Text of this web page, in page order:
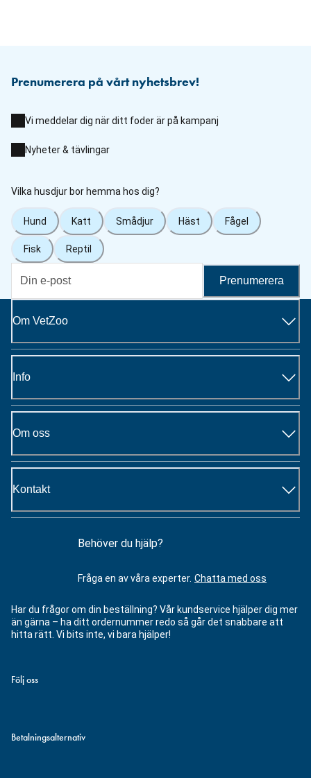
Prenumerera på vårt nyhetsbrev!
Vi meddelar dig när ditt foder är på kampanj
Nyheter & tävlingar
Vilka husdjur bor hemma hos dig?
Hund Katt Smådjur Häst Fågel
Fisk Reptil
Prenumerera
Om VetZoo
Info
Om oss
Kontakt
Behöver du hjälp?
Fråga en av våra experter. Chatta med oss
Har du frågor om din beställning? Vår kundservice hjälper dig mer
än gärna – ha ditt ordernummer redo så går det snabbare att
hitta rätt. Vi bits inte, vi bara hjälper!
Följ oss
Betalningsalternativ